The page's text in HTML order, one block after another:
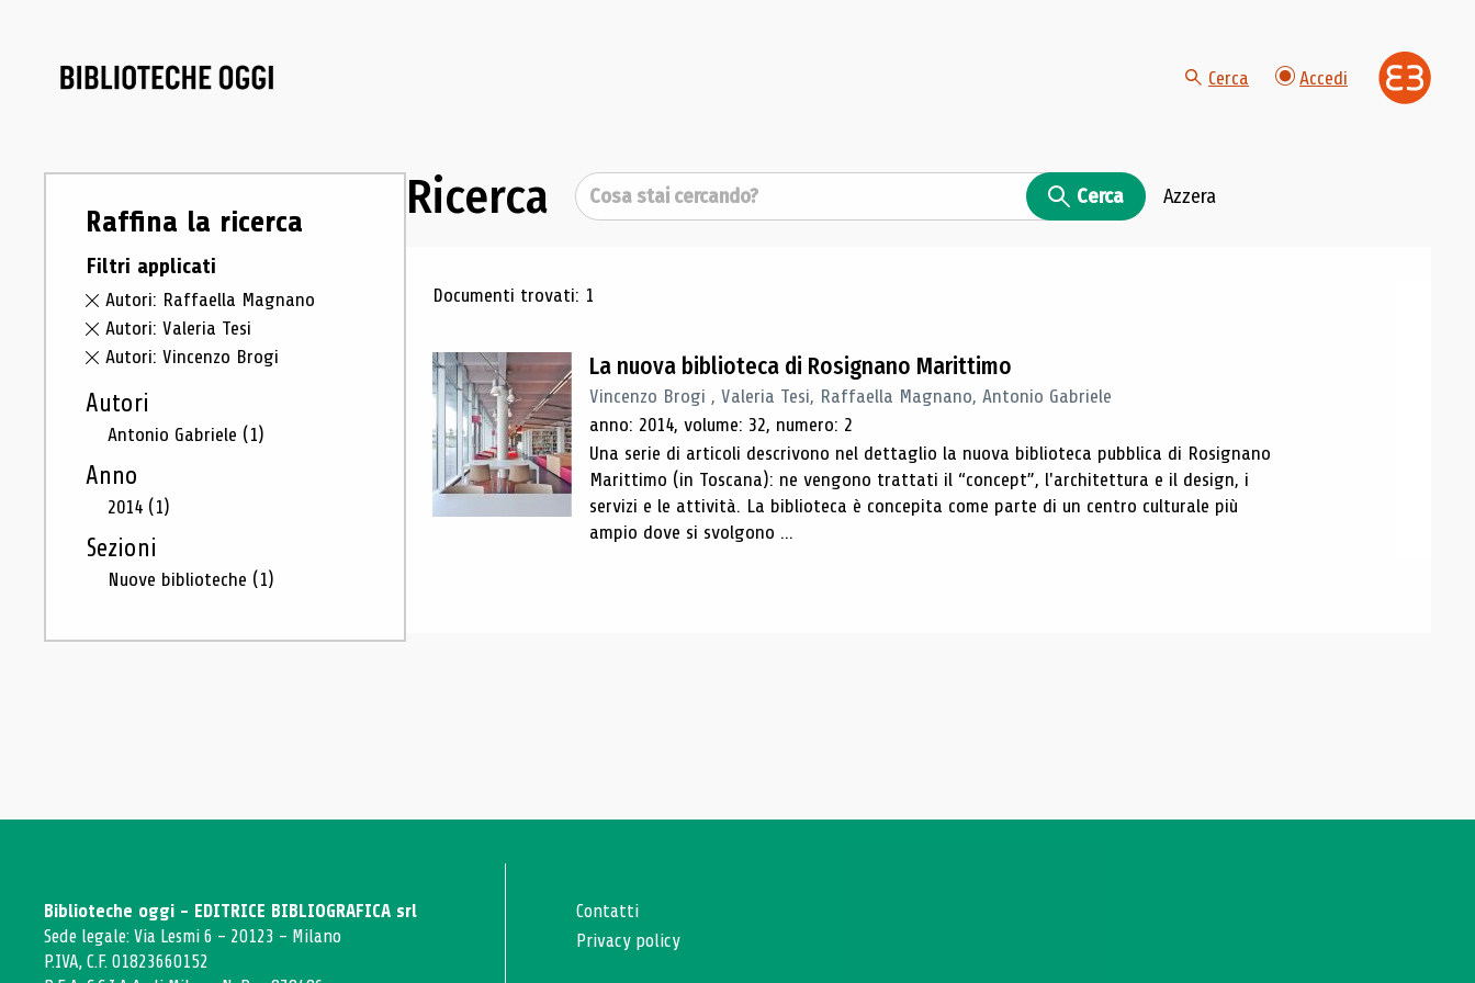
Cerca Accedi
Raffina la ricerca
Filtri applicati
Autori: Raffaella Magnano
Autori: Valeria Tesi
Autori: Vincenzo Brogi
Autori
Antonio Gabriele (1)
Anno
2014 (1)
Sezioni
Nuove biblioteche (1)
Ricerca Cerca Cerca Azzera
Risultati di ricerca
Documenti trovati: 1
La nuova biblioteca di Rosignano Marittimo
Vincenzo Brogi , Valeria Tesi, Raffaella Magnano, Antonio Gabriele
anno: 2014, volume: 32, numero: 2
Una serie di articoli descrivono nel dettaglio la nuova biblioteca pubblica di Rosignano
Marittimo (in Toscana): ne vengono trattati il ​​“concept”, l'architettura e il design, i
servizi e le attività. La biblioteca è concepita come parte di un centro culturale più
ampio dove si svolgono ...
Biblioteche oggi - EDITRICE BIBLIOGRAFICA srl
Sede legale: Via Lesmi 6 - 20123 - Milano
P.IVA, C.F. 01823660152
Contatti
Privacy policy